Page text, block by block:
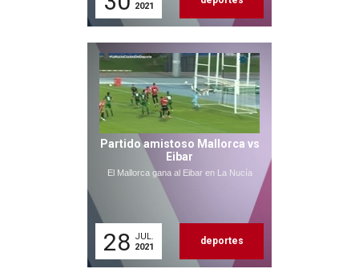
2021
Partido amistoso Mallorca vs
Eibar
El Mallorca gana al Eibar en La Nucía
28 JUL.
2021
deportes